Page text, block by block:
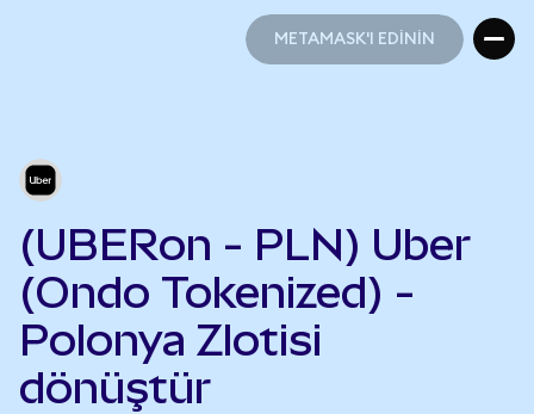
METAMASK'I EDİNİN
(UBERon - PLN) Uber
(Ondo Tokenized) -
Polonya Zlotisi
dönüştür